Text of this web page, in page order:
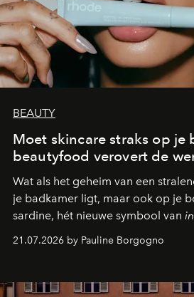
BEAUTY
Moet skincare straks op
beautyfood verovert de
Wat als het geheim van een
je badkamer ligt, maar ook op je
sardine, hét nieuwe symbool van
kijker met twee gastronomische
21.07.2026 by Pauline Borgogno